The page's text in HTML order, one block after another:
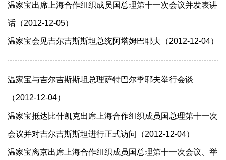
温家宝出席上海合作组织成员国总理第十一次会议并发表讲
话（2012-12-05）
温家宝会见吉尔吉斯斯坦总统阿塔姆巴耶夫（2012-12-04）
温家宝与吉尔吉斯斯坦总理萨特巴尔季耶夫举行会谈
（2012-12-04）
温家宝抵达比什凯克出席上海合作组织成员国总理第十一次
会议并对吉尔吉斯斯坦进行正式访问（2012-12-04）
温家宝离京出席上海合作组织成员国总理第十一次会议、举